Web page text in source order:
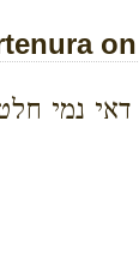
נמי